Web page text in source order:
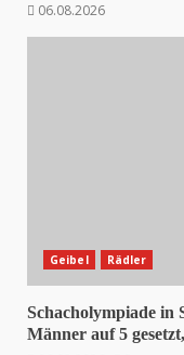
06.08.2026
Geibel Rädler
Schacholympiade in
Männer auf 5